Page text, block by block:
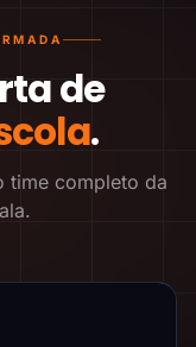
de
.
time completo da